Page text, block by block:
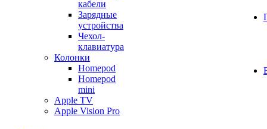
кабели
Зарядные
устройства
Чехол-
клавиатура
Колонки
Homepod
Homepod
mini
Apple TV
Apple Vision Pro